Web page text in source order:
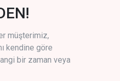
müşterimiz,
kendine göre
bir zaman veya